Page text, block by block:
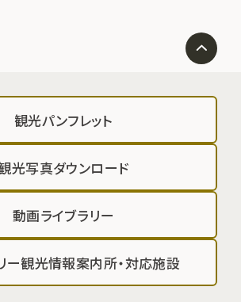
観光パンフレット
光写真ダウンロード
動画ライブラリー
ー観光情報案内所・対応施設